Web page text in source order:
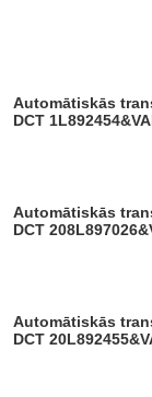
Automātiskās transmisijas eļļa Hybrid
DCT 1L
Automātiskās transmisijas eļļa Hybrid
DCT 208L
Automātiskās transmisijas eļļa Hybrid
DCT 20L